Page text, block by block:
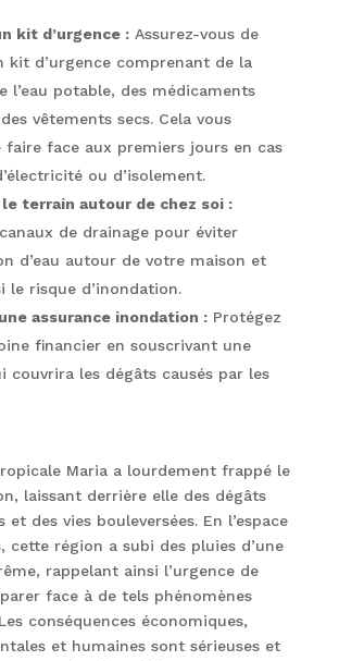
kit d’urgence :Assurez-vous de
kit d’urgence comprenant de la
l’eau potable, des médicaments
vêtements secs. Cela vous
faire face aux premiers jours en cas
ou d’isolement.
le terrain autour de chez soi :
de drainage pour éviter
d’eau autour de votre maison et
le risque d’inondation.
assurance inondation :Protégez
financier en souscrivant une
couvrira les dégâts causés par les
Maria a lourdement frappé le
laissant derrière elle des dégâts
et des vies bouleversées. En l’espace
cette région a subi des pluies d’une
rappelant ainsi l’urgence de
face à de tels phénomènes
conséquences économiques,
et humaines sont sérieuses et